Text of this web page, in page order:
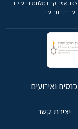
צפון אפריקה במלחמת העולם
התביעות
כנסים ואירועים
יצירת קשר